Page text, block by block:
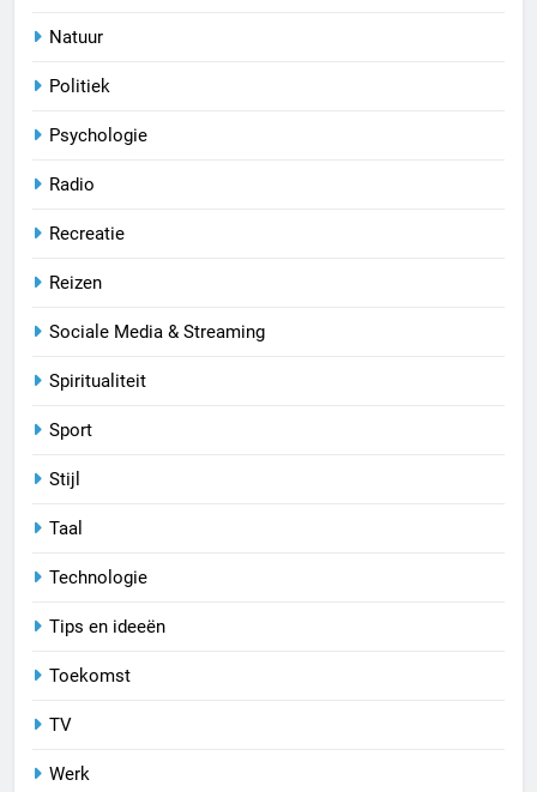
Natuur
Politiek
Psychologie
Radio
Recreatie
Reizen
Sociale Media & Streaming
Spiritualiteit
Sport
Stijl
Taal
Technologie
Tips en ideeën
Toekomst
TV
Werk